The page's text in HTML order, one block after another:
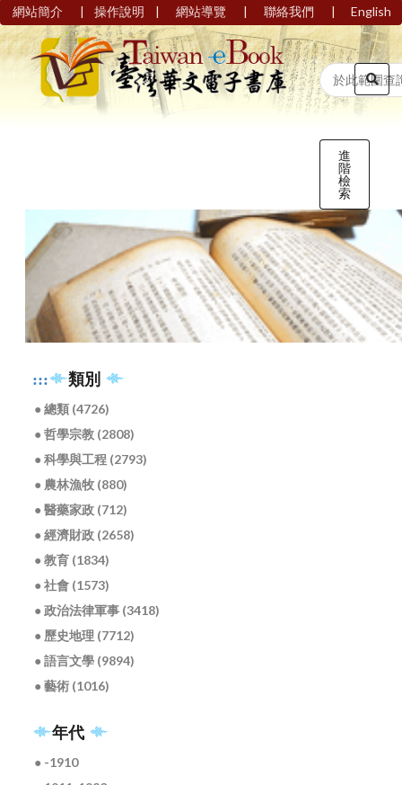
網站簡介 | 操作說明 | 網站導覽 | 聯絡我們 | English
進
階
檢
索
::: 類別
● 總類 (4726)
● 哲學宗教 (2808)
● 科學與工程 (2793)
● 農林漁牧 (880)
● 醫藥家政 (712)
● 經濟財政 (2658)
● 教育 (1834)
● 社會 (1573)
● 政治法律軍事 (3418)
● 歷史地理 (7712)
● 語言文學 (9894)
● 藝術 (1016)
年代
● -1910